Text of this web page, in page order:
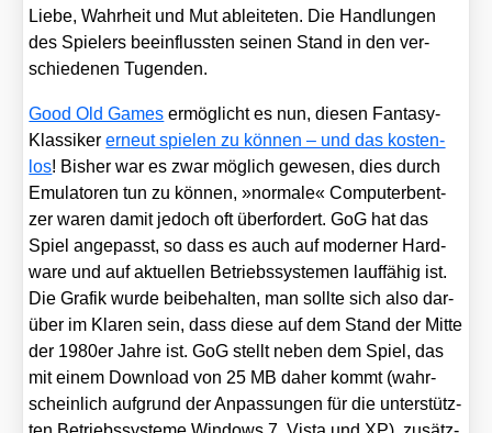
Lie­be, Wahr­heit und Mut ablei­te­ten. Die Hand­lun­gen
des Spie­lers beein­fluss­ten sei­nen Stand in den ver­
schie­de­nen Tugen­den.
Good Old Games ermög­licht es nun, die­sen Fan­ta­sy-
Klas­si­kererneut spie­len zu kön­nen – und das kos­ten­
los! Bis­her war es zwar mög­lich gewe­sen, dies durch
Emu­la­to­ren tun zu kön­nen, »nor­ma­le« Com­pu­ter­b­ent­
zer waren damit jedoch oft über­for­dert. GoG hat das
Spiel ange­passt, so dass es auch auf moder­ner Hard­
ware und auf aktu­el­len Betriebs­sys­te­men lauf­fä­hig ist.
Die Gra­fik wur­de bei­be­hal­ten, man soll­te sich also dar­
über im Kla­ren sein, dass die­se auf dem Stand der Mit­te
der 1980er Jah­re ist. GoG stellt neben dem Spiel, das
mit einem Down­load von 25 MB daher kommt (wahr­
schein­lich auf­grund der Anpas­sun­gen für die unter­stütz­